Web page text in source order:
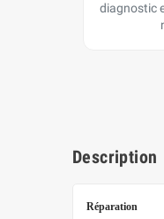
diagnostic
Description
Réparation